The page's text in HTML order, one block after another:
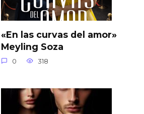
«En las curvas del amor»
Meyling Soza
0 318